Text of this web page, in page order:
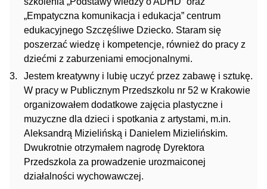
„Empatyczna komunikacja i edukacja” centrum
edukacyjnego Szczęśliwe Dziecko. Staram się
poszerzać wiedzę i kompetencje, również do pracy z
dziećmi z zaburzeniami emocjonalnymi.
Jestem kreatywny i lubię uczyć przez zabawę i sztukę.
W pracy w Publicznym Przedszkolu nr 52 w Krakowie
organizowałem dodatkowe zajęcia plastyczne i
muzyczne dla dzieci i spotkania z artystami, m.in.
Aleksandrą Mizielińską i Danielem Mizielińskim.
Dwukrotnie otrzymałem nagrodę Dyrektora
Przedszkola za prowadzenie urozmaiconej
działalności wychowawczej.